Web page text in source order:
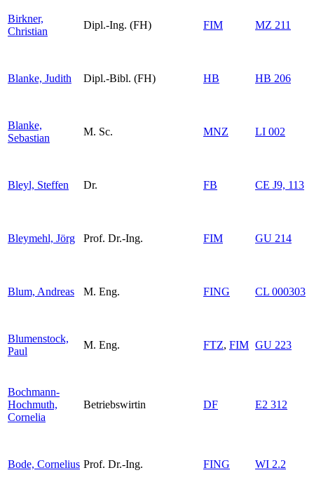
Birkner,
Christian
Dipl.-Ing. (FH) FIM MZ 211
Blanke, Judith Dipl.-Bibl. (FH) HB HB 206
Blanke,
Sebastian
M. Sc. MNZ LI 002
Bleyl, Steffen Dr. FB CE J9, 113
Bleymehl, Jörg Prof. Dr.-Ing. FIM GU 214
Blum, Andreas M. Eng. FING CL 000303
Blumenstock,
Paul
M. Eng. FTZ, FIM GU 223
Bochmann-
Hochmuth,
Cornelia
Betriebswirtin DF E2 312
Bode, Cornelius Prof. Dr.-Ing. FING WI 2.2